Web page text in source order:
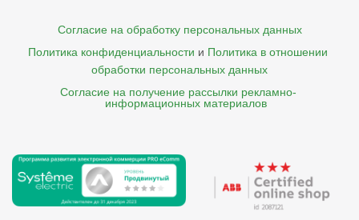
Согласие на обработку персональных данных
Политика конфиденциальности и Политика в отношении
обработки персональных данных
Согласие на получение рассылки рекламно-
    информационных материалов